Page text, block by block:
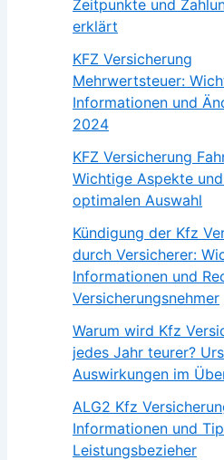
Zeitpunkte und
erklärt
KFZ Versicherung
Mehrwertsteuer:
Informationen und
2024
KFZ Versicherung
Wichtige Aspekte
optimalen Auswahl
Kündigung der Kfz
durch Versicherer:
Informationen und
Versicherungsnehmer
Warum wird Kfz
jedes Jahr teurer?
Auswirkungen im
ALG2 Kfz
Informationen und
Leistungsbezieher